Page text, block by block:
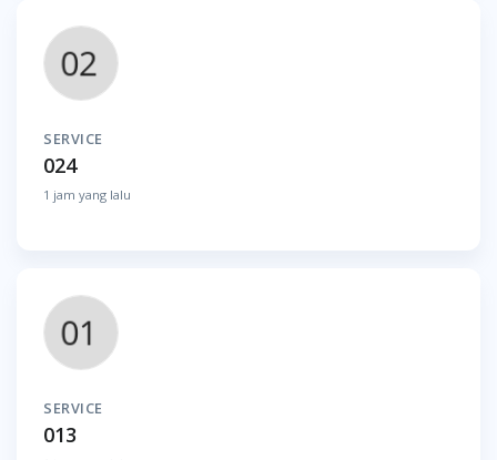
SERVICE
024
1 jam yang lalu
SERVICE
013